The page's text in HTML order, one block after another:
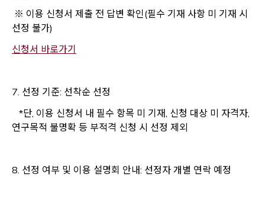
※ 이용 신청서 제출 전 답변 확인(필수 기재 사항 미 기재 시
선정 불가)
Opens a new window
Opens a new window
Opens a new window
Opens a new window
Opens a new window
Opens a new window
Opens a new window
Opens a new window
Opens a new window
Opens a new window
Opens a new window
Opens a new window
Opens a new window
Opens a new window
Opens a new window
신청서 바로가기
7. 선정 기준: 선착순 선정
*단, 이용 신청서 내 필수 항목 미 기재, 신청 대상 미 자격자,
연구목적 불명확 등 부적격 신청 시 선정 제외
8. 선정 여부 및 이용 설명회 안내: 선정자 개별 연락 예정